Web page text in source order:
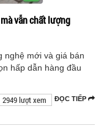
vẫn chất lượng
nghệ mới và giá bán
hấp dẫn hàng đầu
ĐỌC TIẾP
2949 lượt xem